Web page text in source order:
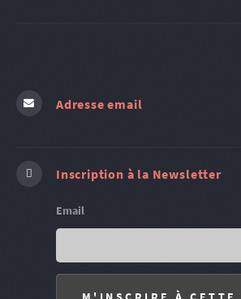
Adresse email
Inscription à la Newsletter
Email